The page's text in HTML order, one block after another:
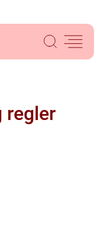
regler